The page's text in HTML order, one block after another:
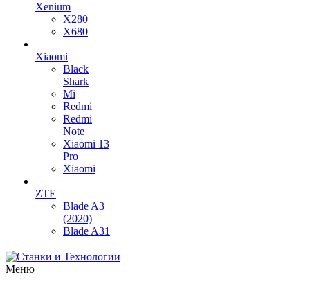
Xenium
X280
X680
Xiaomi
Black
Shark
Mi
Redmi
Redmi
Note
Xiaomi 13
Pro
Xiaomi
ZTE
Blade A3
(2020)
Blade A31
Меню